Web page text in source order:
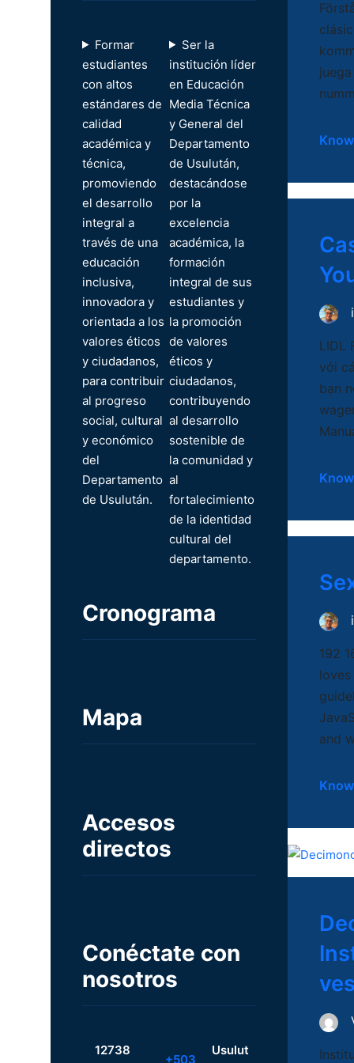
Formar
estudiantes
con altos
estándares de
calidad
académica y
técnica,
promoviendo
el desarrollo
integral a
través de una
educación
inclusiva,
innovadora y
orientada a los
valores éticos
y ciudadanos,
para contribuir
al progreso
social, cultural
y económico
del
Departamento
de Usulután.
Ser la
institución líder
en Educación
Media Técnica
y General del
Departamento
de Usulután,
destacándose
por la
excelencia
académica, la
formación
integral de sus
estudiantes y
la promoción
de valores
éticos y
ciudadanos,
contribuyendo
al desarrollo
sostenible de
la comunidad y
al
fortalecimiento
de la identidad
cultural del
departamento.
Cronograma
Mapa
Accesos
directos
Conéctate con
nosotros
12738
+503
Usulut
LIDL
với
bạn
192
and